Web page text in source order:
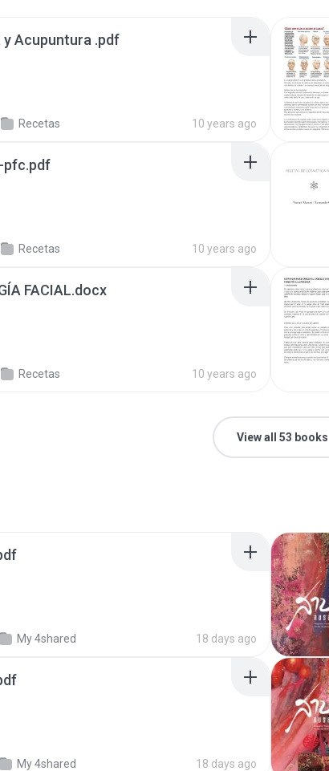
y Acupuntura .pdf
Recetas 10 years ago
pfc.pdf
Recetas 10 years ago
FACIAL.docx
Recetas 10 years ago
View all 53 books
My 4shared 18 days ago
My 4shared 18 days ago